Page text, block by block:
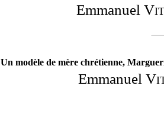
Emmanuel
Un modèle de mère chrétienne,
Emmanuel